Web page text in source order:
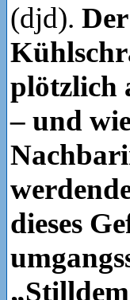
(djd).
plötzlich
– und
dieses